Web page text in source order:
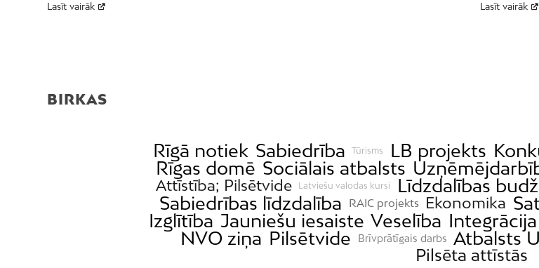
Lasīt vairāk Lasīt vairāk
BIRKAS
Rīgā notiek Sabiedrība Tūrisms LB projekts
Rīgas domē Sociālais atbalsts
Attīstība; Pilsētvide
Latviešu valodas kursi Līdzdalības
Sabiedrības līdzdalība
RAIC projekts Ekonomika
Izglītība Jauniešu iesaiste Veselība Integrācija
NVO ziņa Pilsētvide Brīvprātīgais darbs Atbalsts
Pilsēta attīstās